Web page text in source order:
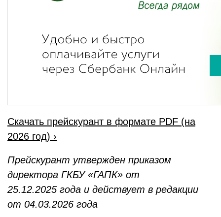
Скачать прейскурант в формате PDF (на
2026 год) ›
Прейскурант утвержден приказом
директора ГКБУ «ГАПК» от
25.12.2025 года и действует в редакции
от 04.03.2026 года